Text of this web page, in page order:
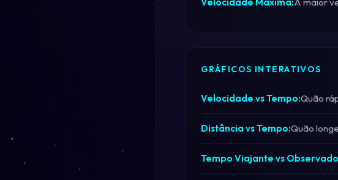
GRÁFICOS INTERATIVOS
Velocidade vs Tempo:Quão
Distância vs Tempo:Quão
Tempo Viajante vs